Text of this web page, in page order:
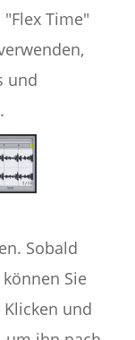
Time"
und
Sobald
Sie
und